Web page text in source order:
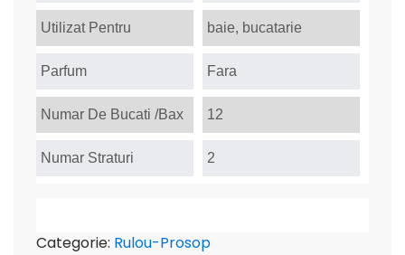
Utilizat Pentru baie, bucatarie
Parfum Fara
Numar De Bucati /Bax 12
Numar Straturi 2
Categorie: Rulou-Prosop